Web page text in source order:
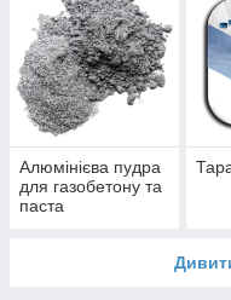
Алюмінієва пудра
для газобетону та
паста